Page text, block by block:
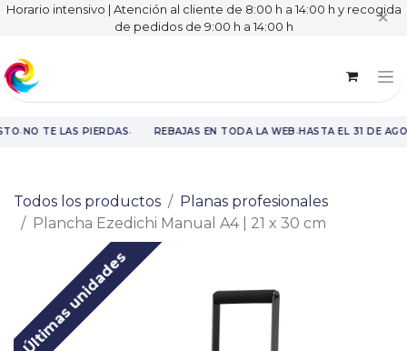
Horario intensivo | Atención al cliente de 8:00 h a 14:00 h y recogida
de pedidos de 9:00 h a 14:00 h
✕
·NO TE LAS PIERDAS· REBAJAS EN TODA LA WEB·HASTA EL 31 DE
Todos los productos
Planas profesionales
Plancha Ezedichi Manual A4 | 21 x 30 cm
Últimas unidades